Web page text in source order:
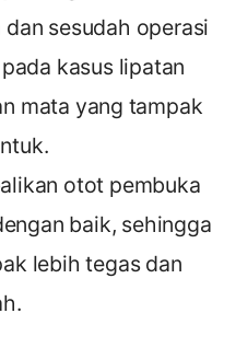
sesudah operasi
kasus lipatan
mata yang tampak
otot pembuka
baik, sehingga
lebih tegas dan